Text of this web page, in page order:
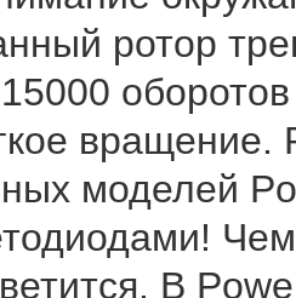
ротор
вращение.
моделей
В